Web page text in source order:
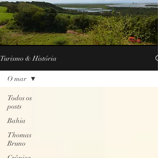
Turismo & História
Todos os
posts
Bahia
Thomas
Bruno
O mar